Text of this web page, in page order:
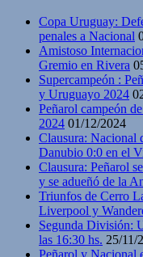
Copa Uruguay:
penales a Nacional
Amistoso
Gremio en Rivera
Supercampeón :
y Uruguayo 2024
Peñarol campeón
2024 01/12/2024
Clausura: Nacional
Danubio 0:0 en el
Clausura: Peñarol
y se adueñó de la
Triunfos de Cerro
Liverpool y
Segunda División:
las 16:30 hs. 25/11/
Peñarol y Nacional